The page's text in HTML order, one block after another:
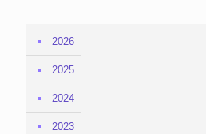
2026
2025
2024
2023